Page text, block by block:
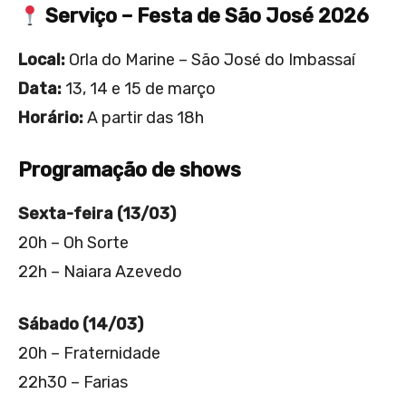
Serviço – Festa de São José 2026
Local: Orla do Marine – São José do Imbassaí
Data: 13, 14 e 15 de março
Horário:A partir das 18h
Programação de shows
Sexta-feira (13/03)
20h – Oh Sorte
22h – Naiara Azevedo
Sábado (14/03)
20h – Fraternidade
22h30 – Farias